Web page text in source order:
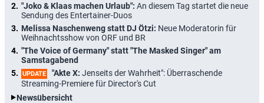
"Joko & Klaas machen Urlaub": An diesem Tag startet die neue
Sendung des Entertainer-Duos
Melissa Naschenweng statt DJ Ötzi: Neue Moderatorin für
Weihnachtsshow von ORF und BR
"The Voice of Germany" statt "The Masked Singer" am
Samstagabend
UPDATE "Akte X: Jenseits der Wahrheit": Überraschende
Streaming-Premiere für Director's Cut
Newsübersicht